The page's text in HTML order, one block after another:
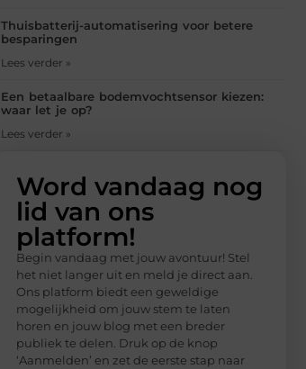
Thuisbatterij-automatisering voor betere
besparingen
Lees verder »
Een betaalbare bodemvochtsensor kiezen:
waar let je op?
Lees verder »
Word vandaag nog
lid van ons
platform!
Begin vandaag met jouw avontuur! Stel
het niet langer uit en meld je direct aan.
Ons platform biedt een geweldige
mogelijkheid om jouw stem te laten
horen en jouw blog met een breder
publiek te delen. Druk op de knop
‘Aanmelden’ en zet de eerste stap naar